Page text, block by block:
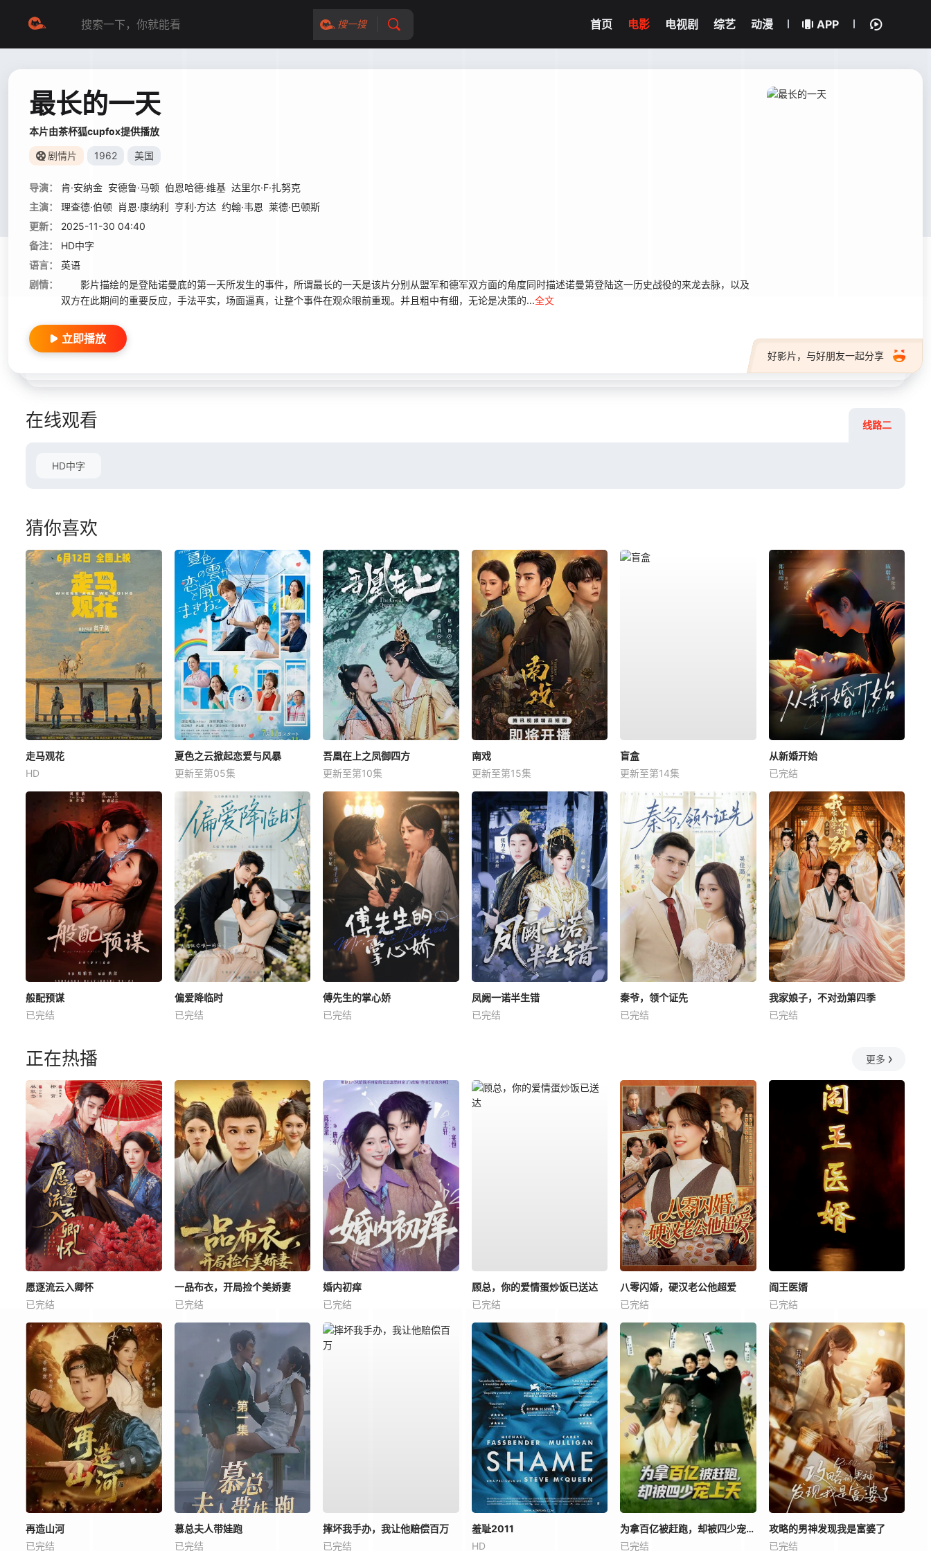
搜一搜 首页 电影 电视剧 综艺 动漫 APP
最长的一天
本片由茶杯狐cupfox提供播放
剧情片 1962 美国
导演： 肯·安纳金 安德鲁·马顿 伯恩哈德·维基 达里尔·F·扎努克
主演：
理查德·伯顿 肖恩·康纳利 亨利·方达 约翰·韦恩 莱德·巴顿斯
更新：
2025-11-30 04:40
备注：
HD中字
语言：
英语
剧情：
影片描绘的是登陆诺曼底的第一天所发生的事件，所谓最长的一天是该片分别从盟军和德军双方面的角度同时描述诺曼第登陆这一历史战役的来龙去脉，以及
双方在此期间的重要反应，手法平实，场面逼真，让整个事件在观众眼前重现。并且粗中有细，无论是决策的...全文
好影片，与好朋友一起分享
立即播放
在线观看 线路二
HD中字
猜你喜欢
走马观花
HD
夏色之云掀起恋爱与风暴
更新至第05集
吾凰在上之凤御四方
更新至第10集
南戏
更新至第15集
盲盒
更新至第14集
从新婚开始
已完结
般配预谋
已完结
偏爱降临时
已完结
傅先生的掌心娇
已完结
凤阙一诺半生错
已完结
秦爷，领个证先
已完结
我家娘子，不对劲第四季
已完结
正在热播 更多
愿逐流云入卿怀
已完结
一品布衣，开局捡个美娇妻
已完结
婚内初痒
已完结
顾总，你的爱情蛋炒饭已送达
已完结
八零闪婚，硬汉老公他超爱
已完结
阎王医婿
已完结
再造山河
已完结
慕总夫人带娃跑
已完结
摔坏我手办，我让他赔偿百万
已完结
羞耻2011
HD
为拿百亿被赶跑，却被四少宠上天
已完结
攻略的男神发现我是富婆了
已完结